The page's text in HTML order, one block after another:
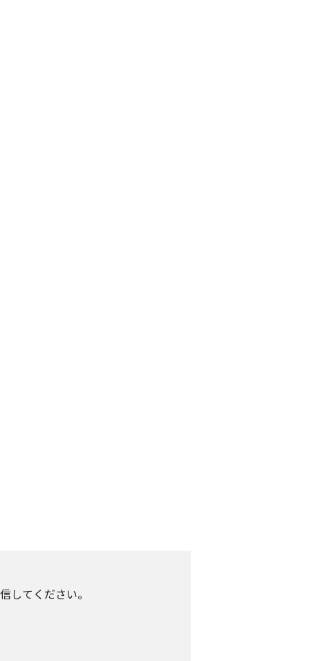
してください。